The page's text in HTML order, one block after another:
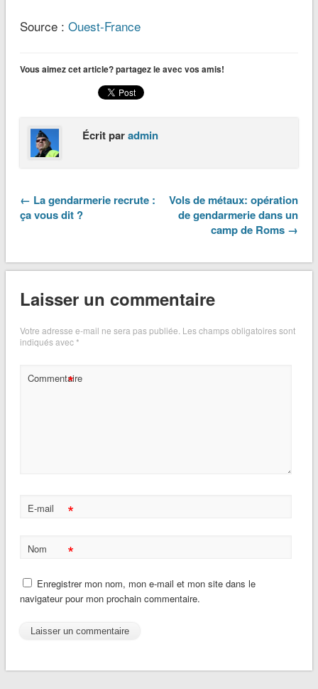
Source : Ouest-France
Vous aimez cet article? partagez le avec vos amis!
Écrit paradmin
← La gendarmerie recrute :
ça vous dit ?
Vols de métaux: opération
de gendarmerie dans un
camp de Roms →
Laisser un commentaire
Votre adresse e-mail ne sera pas publiée. Les champs obligatoires sont
indiqués avec*
Commentaire
*
E-mail *
Nom *
Enregistrer mon nom, mon e-mail et mon site dans le
navigateur pour mon prochain commentaire.